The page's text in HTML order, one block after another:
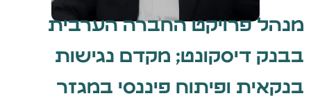
מנהל פרויקט החברה הערבית
בבנק דיסקונט; מקדם נגישות
בנקאית ופיתוח פיננסי במגזר